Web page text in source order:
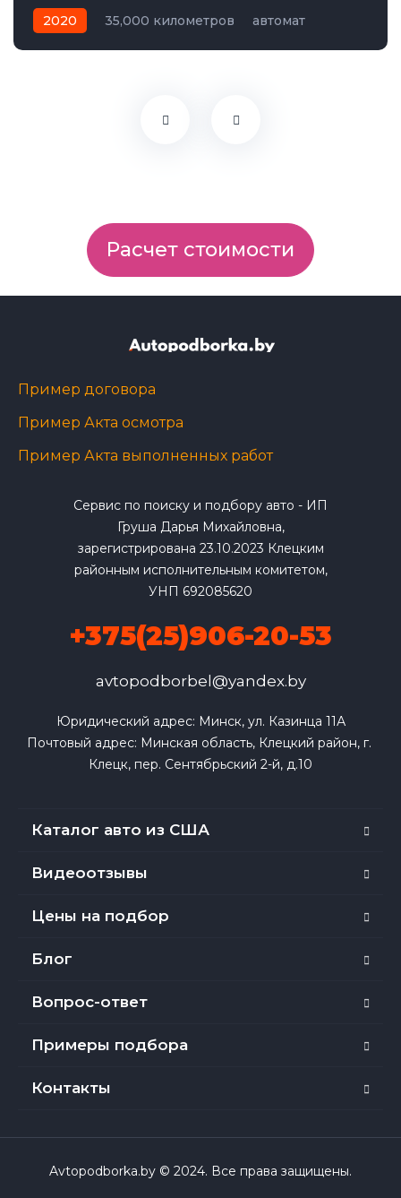
2020 35,000 километров
автомат
Расчет стоимости
Пример договора
Пример Акта осмотра
Пример Акта выполненных работ
Сервис по поиску и подбору авто - ИП
Груша Дарья Михайловна,
зарегистрирована 23.10.2023 Клецким
районным исполнительным комитетом,
УНП 692085620
+375(25)906-20-53
avtopodborbel@yandex.by
Юридический адрес: Минск, ул. Казинца 11А
Почтовый адрес: Минская область, Клецкий район, г.
Клецк, пер. Сентябрьский 2-й, д.10
Каталог авто из США
Видеоотзывы
Цены на подбор
Блог
Вопрос-ответ
Примеры подбора
Контакты
Avtopodborka.by © 2024. Все права защищены.